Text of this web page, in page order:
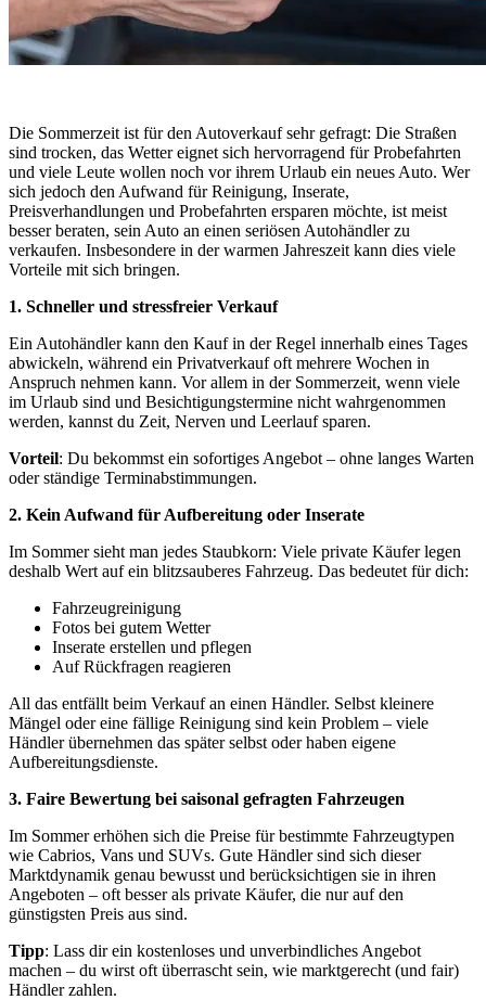
Die Sommerzeit ist für den Autoverkauf sehr gefragt: Die Straßen
sind trocken, das Wetter eignet sich hervorragend für Probefahrten
und viele Leute wollen noch vor ihrem Urlaub ein neues Auto. Wer
sich jedoch den Aufwand für Reinigung, Inserate,
Preisverhandlungen und Probefahrten ersparen möchte, ist meist
besser beraten, sein Auto an einen seriösen Autohändler zu
verkaufen. Insbesondere in der warmen Jahreszeit kann dies viele
Vorteile mit sich bringen.
1. Schneller und stressfreier Verkauf
Ein Autohändler kann den Kauf in der Regel innerhalb eines Tages
abwickeln, während ein Privatverkauf oft mehrere Wochen in
Anspruch nehmen kann. Vor allem in der Sommerzeit, wenn viele
im Urlaub sind und Besichtigungstermine nicht wahrgenommen
werden, kannst du Zeit, Nerven und Leerlauf sparen.
Vorteil: Du bekommst ein sofortiges Angebot – ohne langes Warten
oder ständige Terminabstimmungen.
2. Kein Aufwand für Aufbereitung oder Inserate
Im Sommer sieht man jedes Staubkorn: Viele private Käufer legen
deshalb Wert auf ein blitzsauberes Fahrzeug. Das bedeutet für dich:
Fahrzeugreinigung
Fotos bei gutem Wetter
Inserate erstellen und pflegen
Auf Rückfragen reagieren
All das entfällt beim Verkauf an einen Händler. Selbst kleinere
Mängel oder eine fällige Reinigung sind kein Problem – viele
Händler übernehmen das später selbst oder haben eigene
Aufbereitungsdienste.
3. Faire Bewertung bei saisonal gefragten Fahrzeugen
Im Sommer erhöhen sich die Preise für bestimmte Fahrzeugtypen
wie Cabrios, Vans und SUVs. Gute Händler sind sich dieser
Marktdynamik genau bewusst und berücksichtigen sie in ihren
Angeboten – oft besser als private Käufer, die nur auf den
günstigsten Preis aus sind.
Tipp: Lass dir ein kostenloses und unverbindliches Angebot
machen – du wirst oft überrascht sein, wie marktgerecht (und fair)
Händler zahlen.